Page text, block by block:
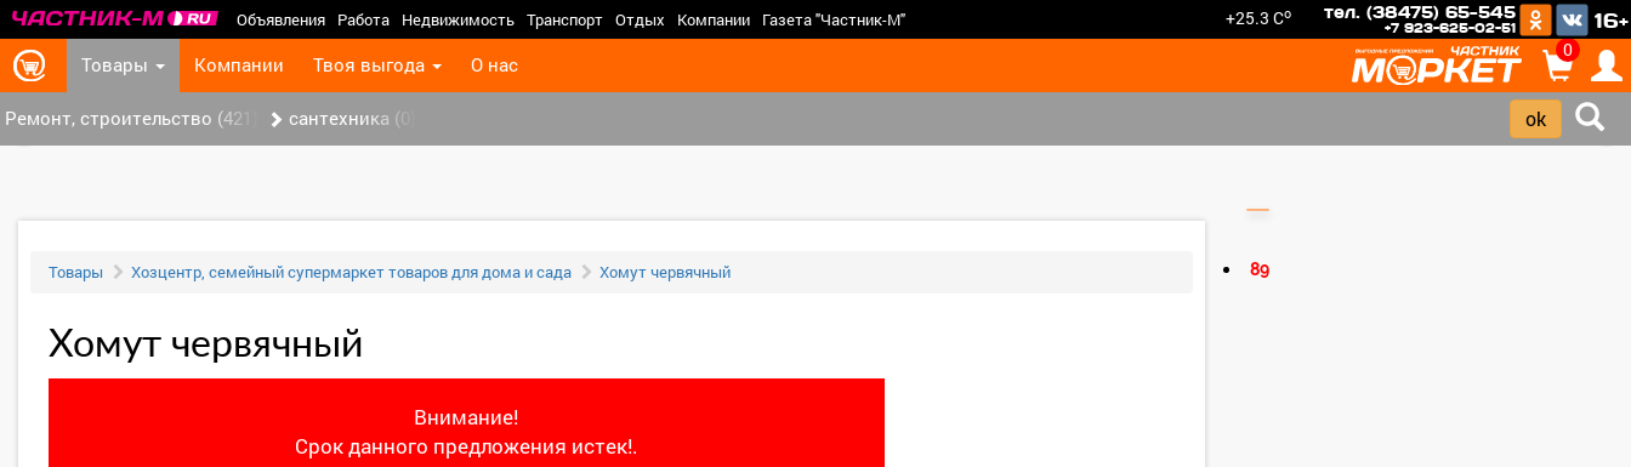
Объявления Работа Недвижимость Транспорт Отдых Компании Газета "Частник-М" +25.3 Co тел. (38475) 65-545
+7 923-625-02-51 16+
Товары Компании Твоя выгода О нас
0
>
Ремонт, строительство (421) сантехника (0)
Товары Хозцентр, семейный супермаркет товаров для дома и сада Хомут червячный
Хомут червячный
Внимание!
Срок данного предложения истек!.
89
‹ ›